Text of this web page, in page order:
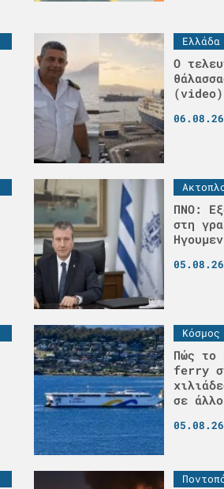
Ελλάδα
Ο
(video)
06.08.26
ΠΝΟ:
στη
05.08.26
Κόσμος
Πώς το
ferry
σε
05.08.26